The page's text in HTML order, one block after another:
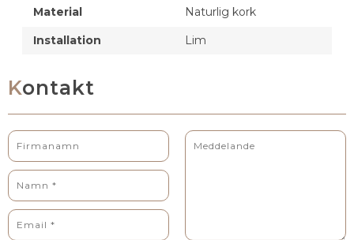
Material
Naturlig kork
Installation
Lim
Kontakt